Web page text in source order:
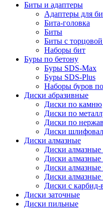
Биты и адаптеры
Адаптеры для
Бита-головка
Биты
Биты с
Наборы бит
Буры по бетону
Буры SDS-Max
Буры SDS-Plus
Наборы буров
Диски абразивные
Диски по камню
Диски по
Диски по
Диски
Диски алмазные
Диски алмазные
Диски алмазные
Диски алмазные
Диски алмазные
Диски с
Диски заточные
Диски пильные